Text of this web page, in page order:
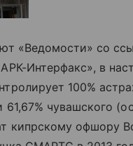
«Ведомости» со
Интерфакс», в
100%
61,67% чувашского
кипрскому офшору